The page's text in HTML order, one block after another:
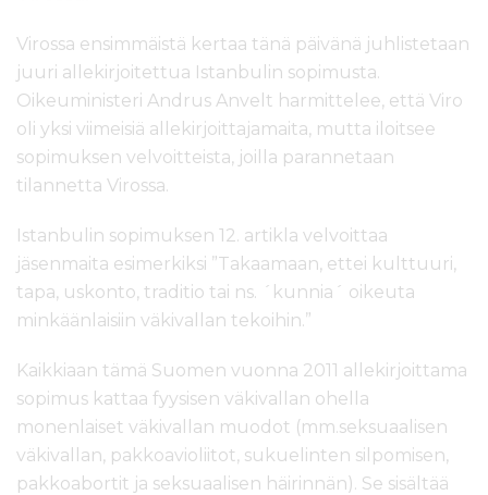
Virossa ensimmäistä kertaa tänä päivänä juhlistetaan
juuri allekirjoitettua Istanbulin sopimusta.
Oikeuministeri Andrus Anvelt harmittelee, että Viro
oli yksi viimeisiä allekirjoittajamaita, mutta iloitsee
sopimuksen velvoitteista, joilla parannetaan
tilannetta Virossa.
Istanbulin sopimuksen 12. artikla velvoittaa
jäsenmaita esimerkiksi ”Takaamaan, ettei kulttuuri,
tapa, uskonto, traditio tai ns. ´kunnia´ oikeuta
minkäänlaisiin väkivallan tekoihin.”
Kaikkiaan tämä Suomen vuonna 2011 allekirjoittama
sopimus kattaa fyysisen väkivallan ohella
monenlaiset väkivallan muodot (mm.seksuaalisen
väkivallan, pakkoavioliitot, sukuelinten silpomisen,
pakkoabortit ja seksuaalisen häirinnän). Se sisältää